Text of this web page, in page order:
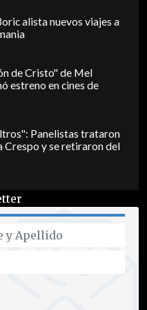
alista nuevos viajes a
de Cristo" de Mel
estreno en cines de
Panelistas trataron
Crespo y se retiraron del